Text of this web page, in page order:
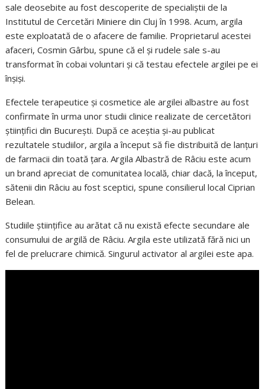
sale deosebite au fost descoperite de specialiștii de la
Institutul de Cercetări Miniere din Cluj în 1998. Acum, argila
este exploatată de o afacere de familie. Proprietarul acestei
afaceri, Cosmin Gârbu, spune că el și rudele sale s-au
transformat în cobai voluntari și că testau efectele argilei pe ei
înșiși.
Efectele terapeutice și cosmetice ale argilei albastre au fost
confirmate în urma unor studii clinice realizate de cercetători
științifici din București. După ce aceștia și-au publicat
rezultatele studiilor, argila a început să fie distribuită de lanțuri
de farmacii din toată țara. Argila Albastră de Râciu este acum
un brand apreciat de comunitatea locală, chiar dacă, la început,
sătenii din Râciu au fost sceptici, spune consilierul local Ciprian
Belean.
Studiile științifice au arătat că nu există efecte secundare ale
consumului de argilă de Râciu. Argila este utilizată fără nici un
fel de prelucrare chimică. Singurul activator al argilei este apa.